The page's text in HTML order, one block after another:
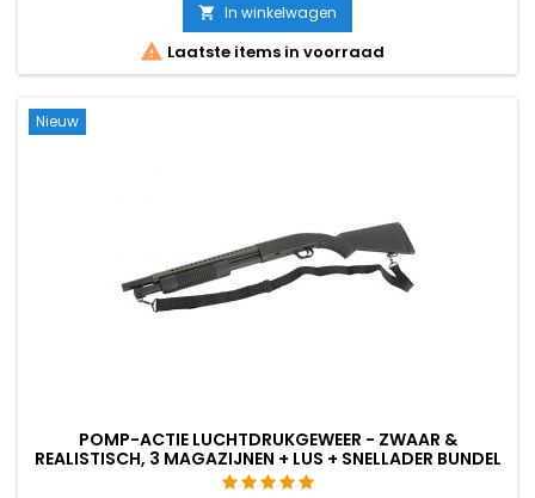
 In winkelwagen
 Laatste items in voorraad
Nieuw
POMP-ACTIE LUCHTDRUKGEWEER - ZWAAR &
REALISTISCH, 3 MAGAZIJNEN + LUS + SNELLADER BUNDEL